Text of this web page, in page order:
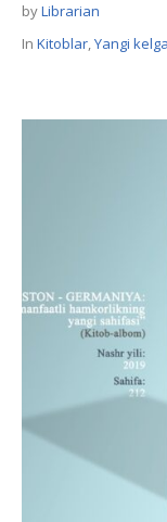
byLibrarian
In Kitoblar,Yangi